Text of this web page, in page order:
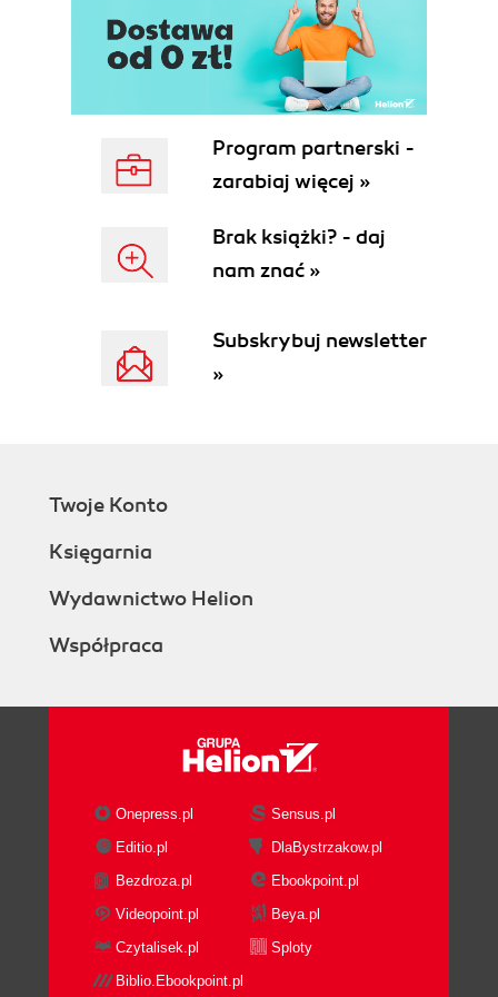
Bookmarks
Reading on Multiple Devices
Whispersync for Voice
Audiobooks
Shopping for Audiobooks
Read, Watch, Listen
Browsing and Buying
3. The Newsstand
Apps vs. Kindle Editions
Replica
Text View: Better Text Reading
4. Documents and Spreadsheets
Transferring Files from Your
OfficeSuite
II. Watching and Listening
5. Watching TV and Movies
Buying and Renting Options
TV Shows
Movies
Downloading and Playing
App Spotlight: Netflix and Hulu
Program partnerski -
zarabiaj więcej »
Brak książki? - daj
nam znać »
Subskrybuj newsletter
»
Twoje Konto
Księgarnia
Wydawnictwo Helion
Współpraca
Onepress.pl
Sensus.pl
Editio.pl
DlaBystrzakow.pl
Bezdroza.pl
Ebookpoint.pl
Videopoint.pl
Beya.pl
Czytalisek.pl
Sploty
Biblio.Ebookpoint.pl